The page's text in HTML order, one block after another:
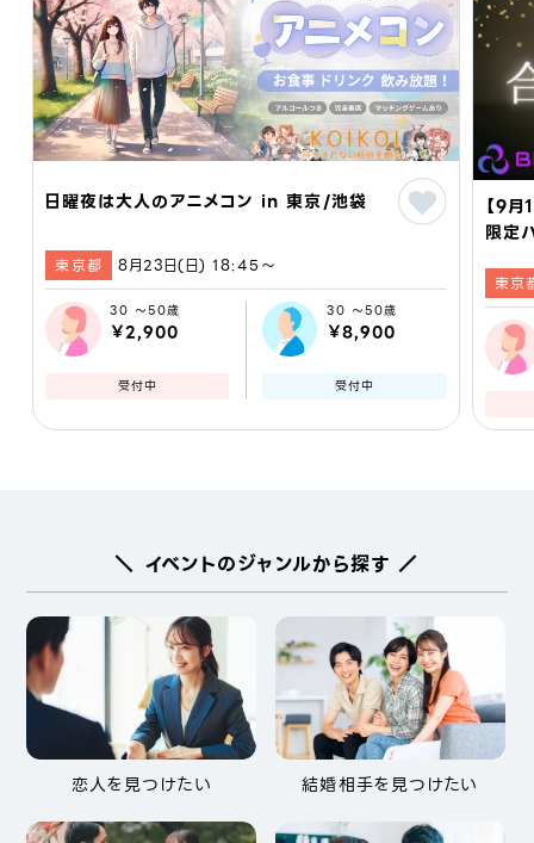
日曜夜は大人のアニメコン in 東京/池袋
東京都 8月23日(日) 18:45〜
30 ～50歳
￥2,900
受付中
30 ～50歳
￥8,900
受付中
【9
限定
コ
東京
＼ イベントのジャンルから探す ／
恋人を見つけたい 結婚相手を見つけたい